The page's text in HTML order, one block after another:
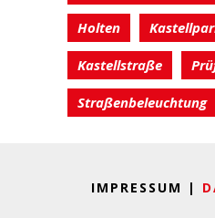
Holten
Kastellstraße
Straßenbeleuchtung
IMPRESSUM |